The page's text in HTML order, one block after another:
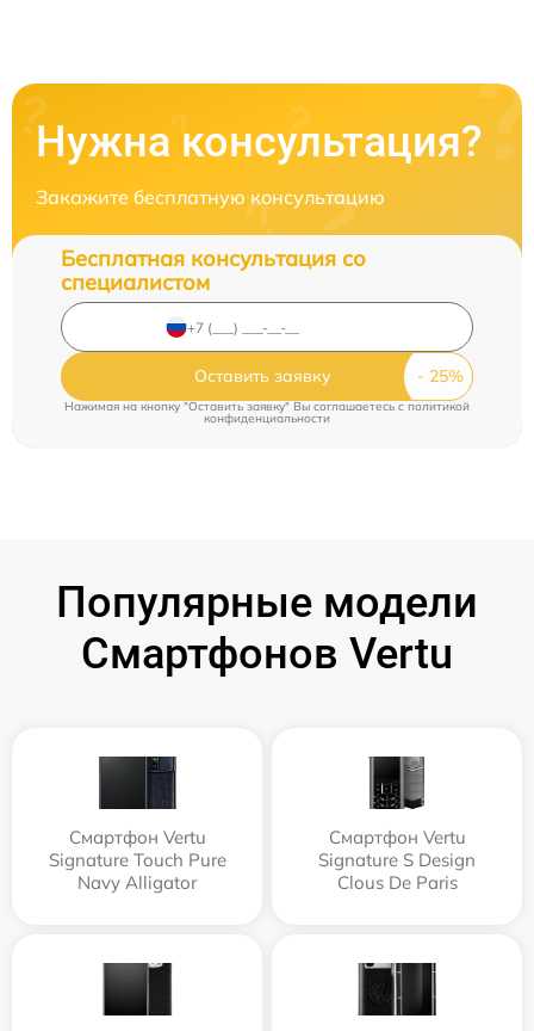
Нужна консультация?
Закажите бесплатную консультацию
Бесплатная консультация со
специалистом
Оставить заявку
Нажимая на кнопку "Оставить заявку" Вы соглашаетесь cполитикой
конфиденциальности
Популярные модели
Смартфонов Vertu
Смартфон Vertu
Signature Touch Pure
Navy Alligator
Смартфон Vertu
Signature S Design
Clous De Paris